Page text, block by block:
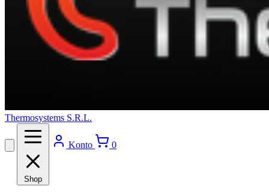
Thermosystems S.R.L.
Shop
Konto 0